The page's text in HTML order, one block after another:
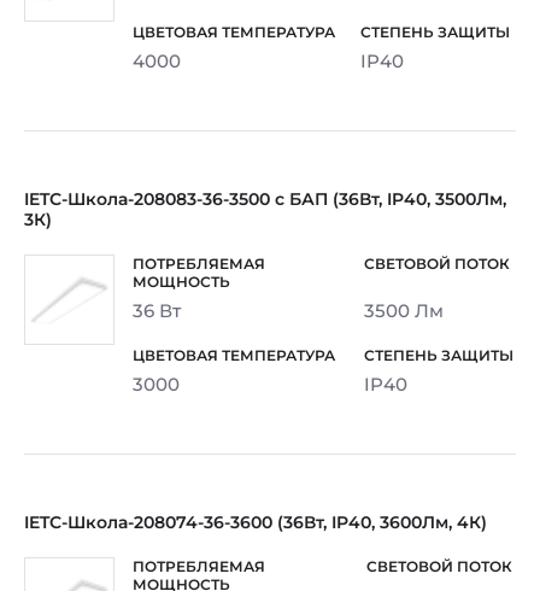
4000 IP40
IETC-Школа-208083-36-3500 с БАП (36Вт, IP40, 3500Лм,
3К)
36 Вт 3500 Лм
3000 IP40
IETC-Школа-208074-36-3600 (36Вт, IP40, 3600Лм, 4К)